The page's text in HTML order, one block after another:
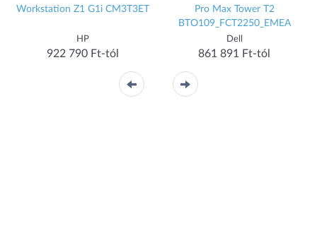
Workstation Z1 G1i CM3T3ET
HP
922 790 Ft-tól
Pro Max Tower T2
BTO109_FCT2250_EMEA
Dell
861 891 Ft-tól